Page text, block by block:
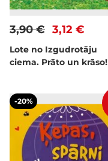
3,12 €
3,90 €
Lote no Izgudrotāju
ciema. Prāto un krāso!
-20%